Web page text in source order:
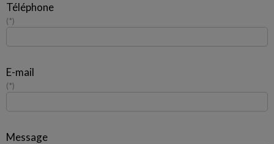
Téléphone
*
E-mail
*
Message